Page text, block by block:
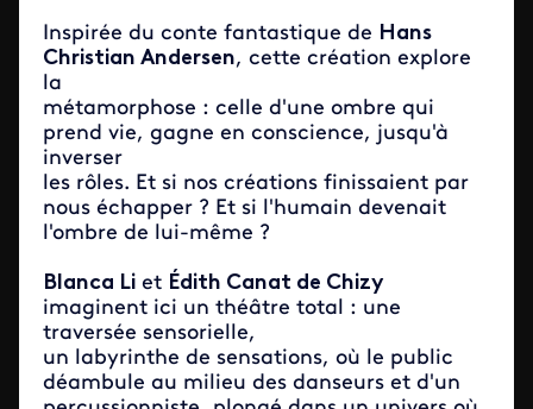
Inspirée du conte fantastique de Hans
Christian Andersen, cette création explore
la
métamorphose : celle d'une ombre qui
prend vie, gagne en conscience, jusqu'à
inverser
les rôles. Et si nos créations finissaient par
nous échapper ? Et si l'humain devenait
l'ombre de lui-même ?
Blanca Li et Édith Canat de Chizy
imaginent ici un théâtre total : une
traversée sensorielle,
un labyrinthe de sensations, où le public
déambule au milieu des danseurs et d'un